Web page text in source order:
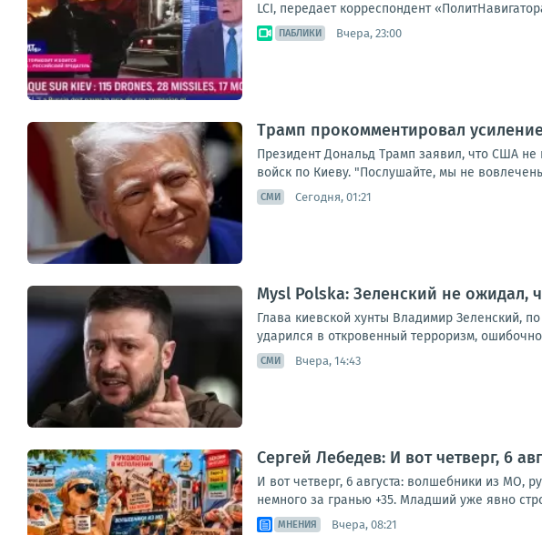
LCI, передает корреспондент
ПАБЛИКИ Вчера, 23:00
Трамп прокомментировал
Президент Дональд Трамп заявил, что США не
войск по Киеву. "Послушайте, мы не
СМИ Сегодня, 01:21
Mysl Polska: Зеленский не ожидал,
Глава киевской хунты Владимир Зеленский,
ударился в откровенный терроризм,
СМИ Вчера, 14:43
Сергей Лебедев: И вот четверг, 6
И вот четверг, 6 августа: волшебники из МО,
немного за гранью +35. Младший уже явно
МНЕНИЯ Вчера, 08:21